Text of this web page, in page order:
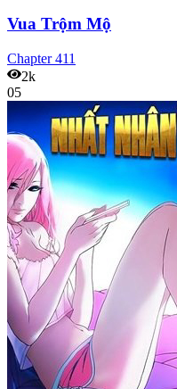
Vua Trộm Mộ
Chapter411
2k
05